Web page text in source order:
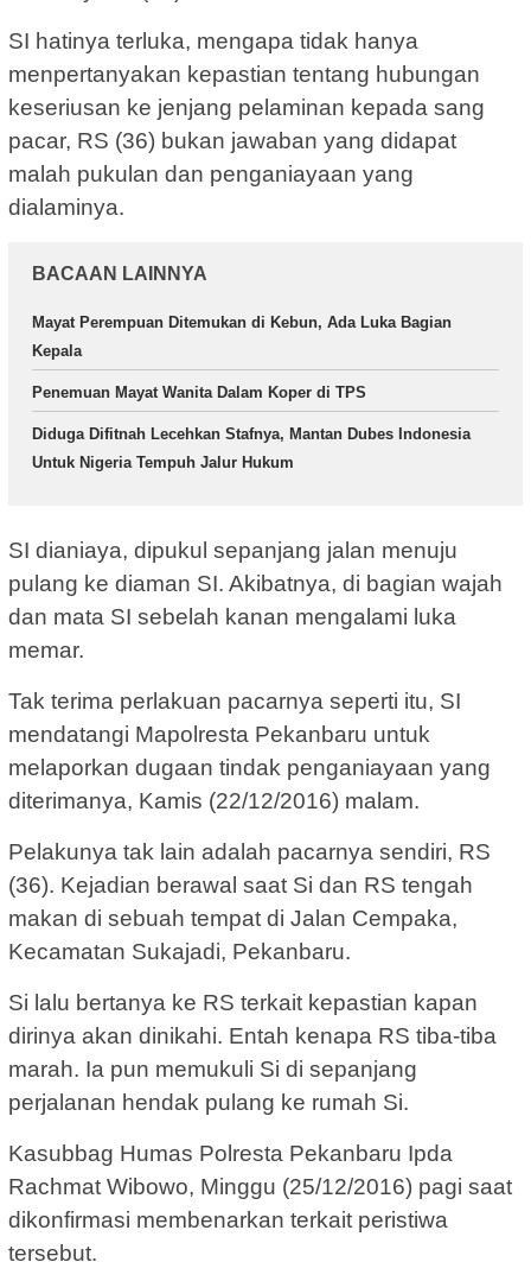
SI hatinya terluka, mengapa tidak hanya
menpertanyakan kepastian tentang hubungan
keseriusan ke jenjang pelaminan kepada sang
pacar, RS (36) bukan jawaban yang didapat
malah pukulan dan penganiayaan yang
dialaminya.
BACAAN LAINNYA
Mayat Perempuan Ditemukan di Kebun, Ada Luka Bagian
Kepala
Penemuan Mayat Wanita Dalam Koper di TPS
Diduga Difitnah Lecehkan Stafnya, Mantan Dubes Indonesia
Untuk Nigeria Tempuh Jalur Hukum
SI dianiaya, dipukul sepanjang jalan menuju
pulang ke diaman SI. Akibatnya, di bagian wajah
dan mata SI sebelah kanan mengalami luka
memar.
Tak terima perlakuan pacarnya seperti itu, SI
mendatangi Mapolresta Pekanbaru untuk
melaporkan dugaan tindak penganiayaan yang
diterimanya, Kamis (22/12/2016) malam.
Pelakunya tak lain adalah pacarnya sendiri, RS
(36). Kejadian berawal saat Si dan RS tengah
makan di sebuah tempat di Jalan Cempaka,
Kecamatan Sukajadi, Pekanbaru.
Si lalu bertanya ke RS terkait kepastian kapan
dirinya akan dinikahi. Entah kenapa RS tiba-tiba
marah. Ia pun memukuli Si di sepanjang
perjalanan hendak pulang ke rumah Si.
Kasubbag Humas Polresta Pekanbaru Ipda
Rachmat Wibowo, Minggu (25/12/2016) pagi saat
dikonfirmasi membenarkan terkait peristiwa
tersebut.